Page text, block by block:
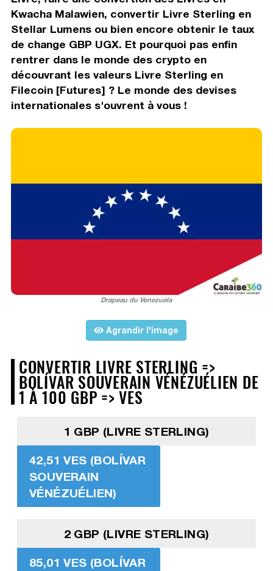
Kwacha Malawien, convertir Livre Sterling en
Stellar Lumens ou bien encore obtenir le taux
de change GBP UGX. Et pourquoi pas enfin
rentrer dans le monde des crypto en
découvrant les valeurs Livre Sterling en
Filecoin [Futures] ? Le monde des devises
internationales s'ouvrent à vous !
Drapeau du Venezuela
Agrandir l'image
CONVERTIR LIVRE STERLING =>
BOLÍVAR SOUVERAIN VÉNÉZUÉLIEN DE
1 À 100 GBP => VES
1 GBP (LIVRE STERLING)
42,51 VES (BOLÍVAR
SOUVERAIN
VÉNÉZUÉLIEN)
2 GBP (LIVRE STERLING)
85,01 VES (BOLÍVAR